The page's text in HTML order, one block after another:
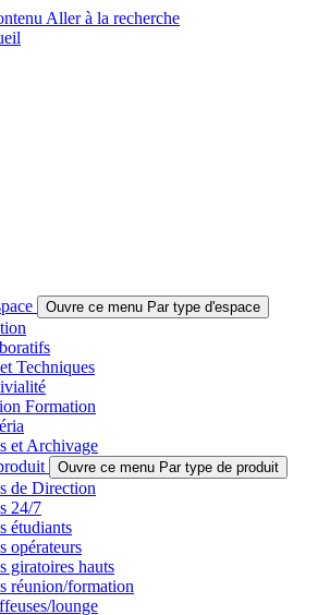
Aller à la recherche
Ouvre ce menu Par type d'espace
Techniques
Formation
et Archivage
Ouvre ce menu Par type de produit
de Direction
24/7
étudiants
opérateurs
giratoires hauts
réunion/formation
lounge